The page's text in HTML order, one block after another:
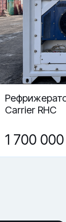
Carrier RHC
1 700